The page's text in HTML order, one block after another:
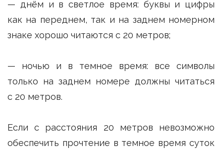
— днём и в светлое время: буквы и цифры
как на переднем, так и на заднем номерном
знаке хорошо читаются с 20 метров;
— ночью и в темное время: все символы
только на заднем номере должны читаться
с 20 метров.
Если с расстояния 20 метров невозможно
обеспечить прочтение в темное время суток